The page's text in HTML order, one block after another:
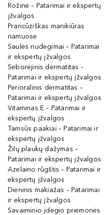
Rožinė – Patarimai ir ekspertų
įžvalgos
Prancūziškas manikiūras
namuose
Saulės nudegimai – Patarimai
ir ekspertų įžvalgos
Seborėjinis dermatitas –
Patarimai ir ekspertų įžvalgos
Perioralinis dermatitas –
Patarimai ir ekspertų įžvalgos
Vitaminas E – Patarimai ir
ekspertų įžvalgos
Tamsūs paakiai – Patarimai ir
ekspertų įžvalgos
Žilų plaukų dažymas –
Patarimai ir ekspertų įžvalgos
Azelaino rūgštis – Patarimai ir
ekspertų įžvalgos
Dieninis makiažas – Patarimai
ir ekspertų įžvalgos
Savaiminio įdegio priemonės